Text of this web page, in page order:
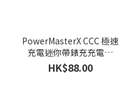
PowerMasterX CCC 極速
充電迷你帶錶充充電寶
10000mah(10月中旬)
HK$88.00